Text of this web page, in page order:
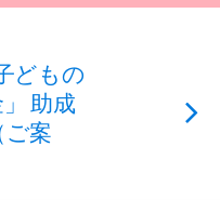
どもの
助成
案